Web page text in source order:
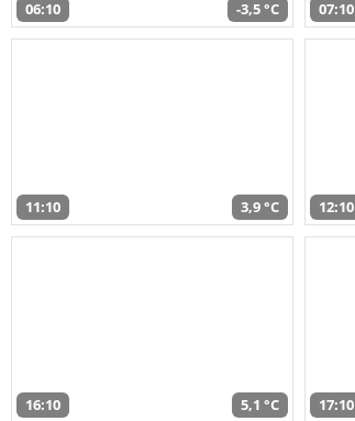
06:10 -3,5 °C 07:10
11:10 3,9 °C 12:10
16:10 5,1 °C 17:10